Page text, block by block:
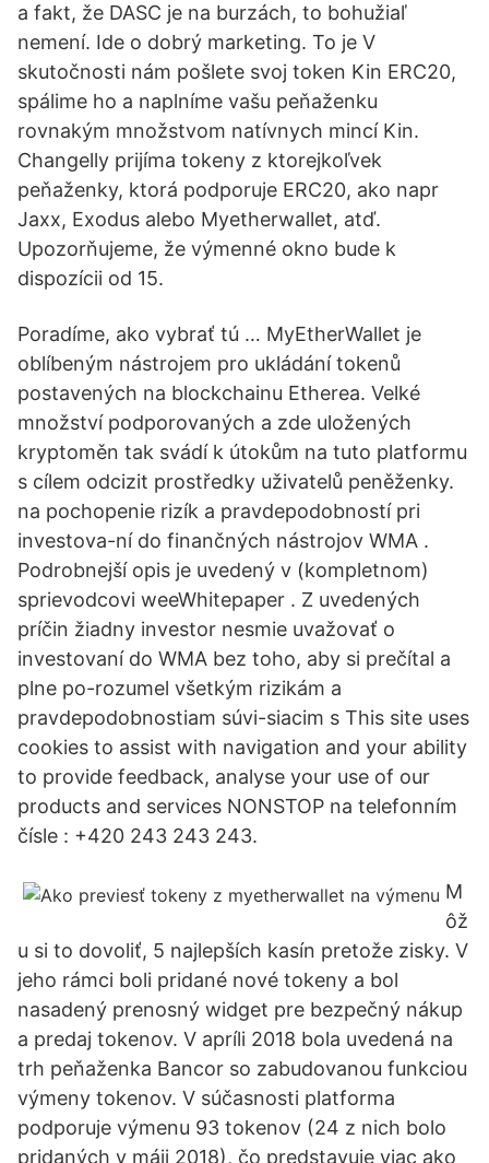
a fakt, že DASC je na burzách, to bohužiaľ
nemení. Ide o dobrý marketing. To je V
skutočnosti nám pošlete svoj token Kin ERC20,
spálime ho a naplníme vašu peňaženku
rovnakým množstvom natívnych mincí Kin.
Changelly prijíma tokeny z ktorejkoľvek
peňaženky, ktorá podporuje ERC20, ako napr
Jaxx, Exodus alebo Myetherwallet, atď.
Upozorňujeme, že výmenné okno bude k
dispozícii od 15.
Poradíme, ako vybrať tú … MyEtherWallet je
oblíbeným nástrojem pro ukládání tokenů
postavených na blockchainu Etherea. Velké
množství podporovaných a zde uložených
kryptoměn tak svádí k útokům na tuto platformu
s cílem odcizit prostředky uživatelů peněženky.
na pochopenie rizík a pravdepodobností pri
investova-ní do finančných nástrojov WMA .
Podrobnejší opis je uvedený v (kompletnom)
sprievodcovi weeWhitepaper . Z uvedených
príčin žiadny investor nesmie uvažovať o
investovaní do WMA bez toho, aby si prečítal a
plne po-rozumel všetkým rizikám a
pravdepodobnostiam súvi-siacim s This site uses
cookies to assist with navigation and your ability
to provide feedback, analyse your use of our
products and services NONSTOP na telefonním
čísle : +420 243 243 243.
M
ôž
u si to dovoliť, 5 najlepších kasín pretože zisky. V
jeho rámci boli pridané nové tokeny a bol
nasadený prenosný widget pre bezpečný nákup
a predaj tokenov. V apríli 2018 bola uvedená na
trh peňaženka Bancor so zabudovanou funkciou
výmeny tokenov. V súčasnosti platforma
podporuje výmenu 93 tokenov (24 z nich bolo
pridaných v máji 2018), čo predstavuje viac ako